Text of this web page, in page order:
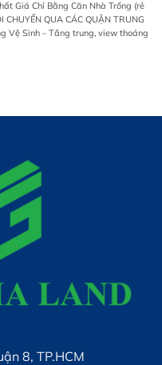
Giá Chỉ Bằng Căn Nhà Trống (rẻ
QUA CÁC QUẬN TRUNG
Vệ Sinh – Tầng trung, view thoáng
8, TP.HCM